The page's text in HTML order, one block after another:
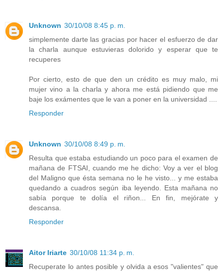
Unknown 30/10/08 8:45 p. m.
simplemente darte las gracias por hacer el esfuerzo de dar
la charla aunque estuvieras dolorido y esperar que te
recuperes
Por cierto, esto de que den un crédito es muy malo, mi
mujer vino a la charla y ahora me está pidiendo que me
baje los exámentes que le van a poner en la universidad ....
Responder
Unknown 30/10/08 8:49 p. m.
Resulta que estaba estudiando un poco para el examen de
mañana de FTSAI, cuando me he dicho: Voy a ver el blog
del Maligno que ésta semana no le he visto... y me estaba
quedando a cuadros según iba leyendo. Esta mañana no
sabía porque te dolía el riñon... En fin, mejórate y
descansa.
Responder
Aitor Iriarte 30/10/08 11:34 p. m.
Recuperate lo antes posible y olvida a esos "valientes" que